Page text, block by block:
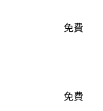
免費
免費